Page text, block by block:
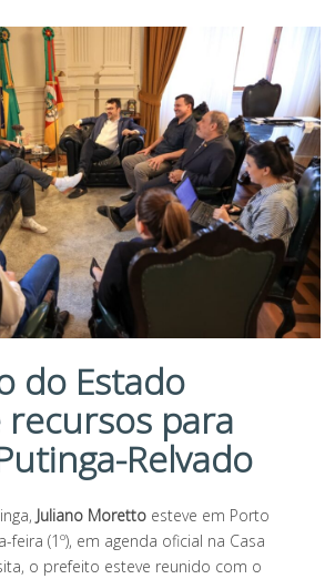
do Estado
para
Relvado
Juliano Moretto esteve em Porto
feira (1º), em agenda oficial na Casa
o prefeito esteve reunido com o